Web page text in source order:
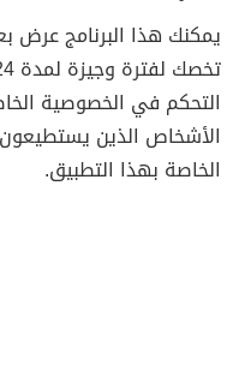
يمكنك هذا البرنامجعرض
التحكم في الخصوصية
الأشخاص الذين
الخاصة بهذا التطبيق.